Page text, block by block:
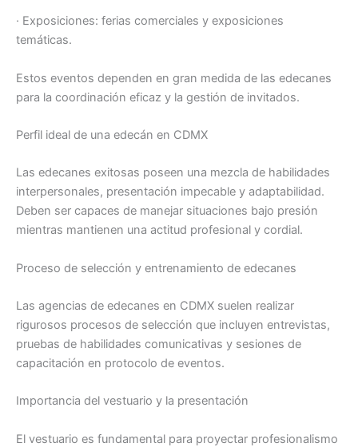
· Exposiciones: ferias comerciales y exposiciones
temáticas.
Estos eventos dependen en gran medida de las edecanes
para la coordinación eficaz y la gestión de invitados.
Perfil ideal de una edecán en CDMX
Las edecanes exitosas poseen una mezcla de habilidades
interpersonales, presentación impecable y adaptabilidad.
Deben ser capaces de manejar situaciones bajo presión
mientras mantienen una actitud profesional y cordial.
Proceso de selección y entrenamiento de edecanes
Las agencias de edecanes en CDMX suelen realizar
rigurosos procesos de selección que incluyen entrevistas,
pruebas de habilidades comunicativas y sesiones de
capacitación en protocolo de eventos.
Importancia del vestuario y la presentación
El vestuario es fundamental para proyectar profesionalismo